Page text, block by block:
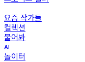
요즘 작가들
컬렉션
물어봐
놀이터